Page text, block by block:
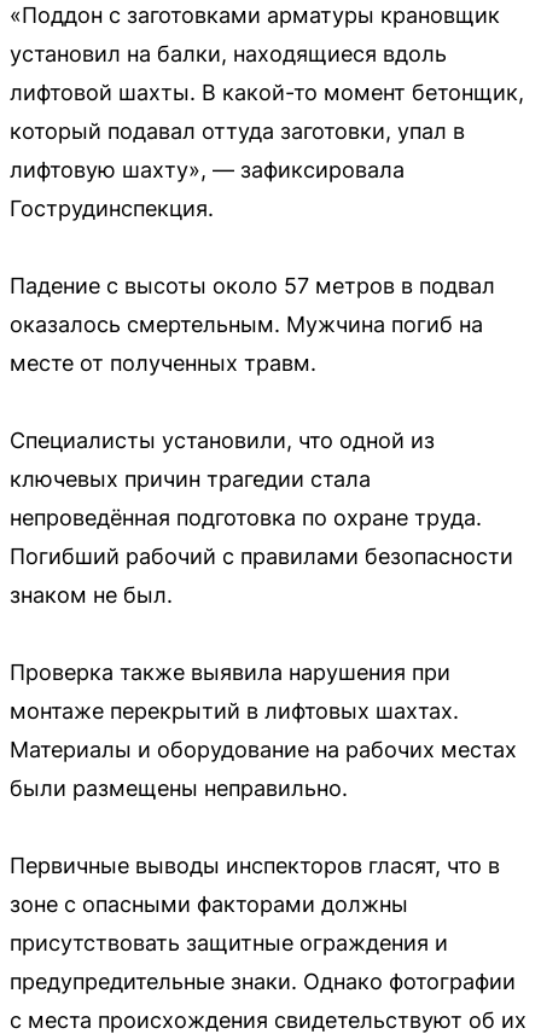
«Поддон с заготовками арматуры крановщик
установил на балки, находящиеся вдоль
лифтовой шахты. В какой-то момент бетонщик,
который подавал оттуда заготовки, упал в
лифтовую шахту», — зафиксировала
Гострудинспекция.
Падение с высоты около 57 метров в подвал
оказалось смертельным. Мужчина погиб на
месте от полученных травм.
Специалисты установили, что одной из
ключевых причин трагедии стала
непроведённая подготовка по охране труда.
Погибший рабочий с правилами безопасности
знаком не был.
Проверка также выявила нарушения при
монтаже перекрытий в лифтовых шахтах.
Материалы и оборудование на рабочих местах
были размещены неправильно.
Первичные выводы инспекторов гласят, что в
зоне с опасными факторами должны
присутствовать защитные ограждения и
предупредительные знаки. Однако фотографии
с места происхождения свидетельствуют об их